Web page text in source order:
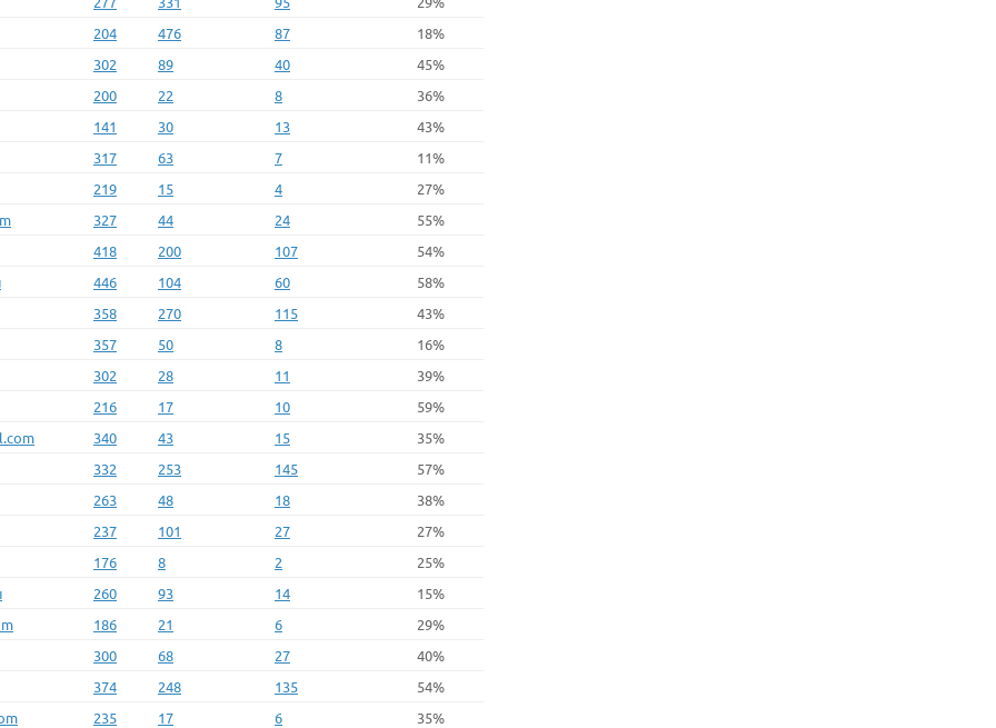
204
476 87
18%
302
89 40
45%
200
22 8
36%
141
30 13
43%
317
63 7
11%
219
15 4
27%
327 44 24
55%
418
200 107
54%
446 104 60
58%
358
270 115
43%
357
50 8
16%
302
28 11
39%
216
17 10
59%
340 43 15
35%
332
253 145
57%
263
48 18
38%
237
101 27
27%
176
8 2
25%
260 93 14
15%
186 21 6
29%
300
68 27
40%
374
248 135
54%
235 17 6
35%